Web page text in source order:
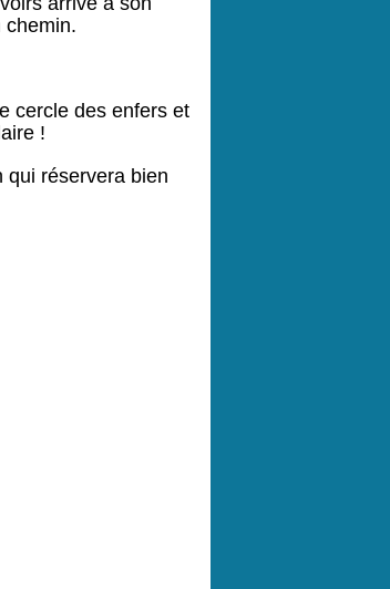
chemin.
cercle des enfers et
!
qui réservera bien